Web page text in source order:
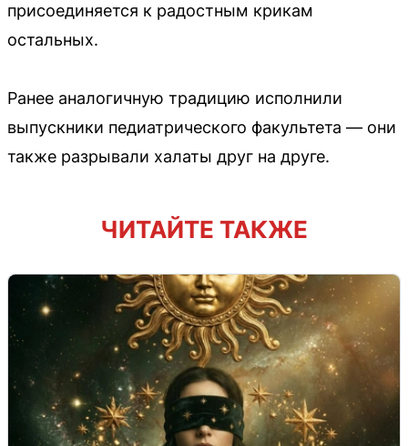
присоединяется к радостным крикам
остальных.
Ранее аналогичную традицию исполнили
выпускники педиатрического факультета — они
также разрывали халаты друг на друге.
ЧИТАЙТЕ ТАКЖЕ